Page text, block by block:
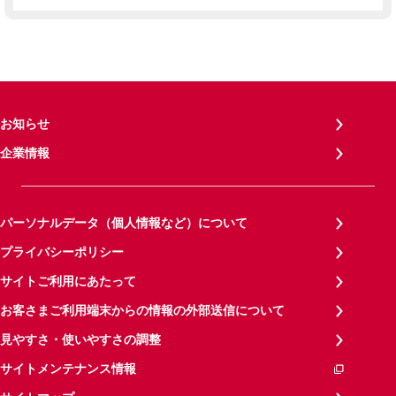
お知らせ
企業情報
パーソナルデータ（個人情報など）について
プライバシーポリシー
サイトご利用にあたって
お客さまご利用端末からの情報の外部送信について
見やすさ・使いやすさの調整
サイトメンテナンス情報